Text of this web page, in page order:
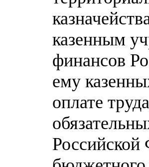
казенным
финансов
ему
оплате